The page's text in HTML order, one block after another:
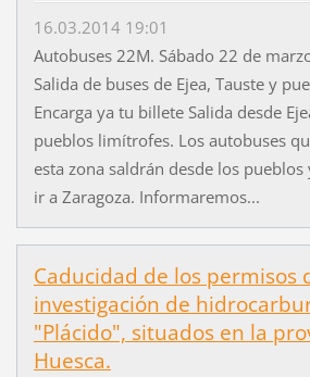
16.03.2014 19:01
Autobuses 22M. Sábado 22 de
Salida de buses de Ejea, Tauste y
Encarga ya tu billete Salida desde
pueblos limítrofes. Los autobuses
esta zona saldrán desde los pueblos
ir a Zaragoza. Informaremos...
Caducidad de los permisos
investigación de
"Plácido", situados en la
Huesca.